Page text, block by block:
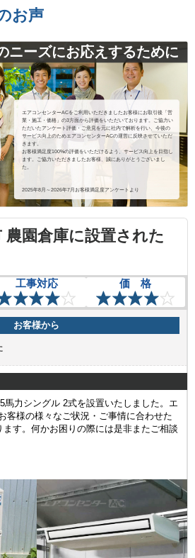
お声
ニーズにお応えするために
エアコンセンターACをご利用いただきましたお客様にお取引後「営
業・施工・価格」の3方面から評価をいただいております。ご協力い
ただいたアンケート評価・ご意見を元に社内で解析を行い、今後の
サービス向上のためエアコンセンターACの運営に反映させていただ
きます。
お客様満足度100%の評価をいただけるよう、サービス向上を目指し
ます。ご協力いただきましたお客様、誠にありがとうございまし
た。
2025年8月～2026年7月お客様満足度アンケートより
農園倉庫に設置された
工事対応 価 格
お客様から
馬力シングル 2式を設置いたしました。エ
客様の様々なご状況・ご事情に合わせた
す。何かお困りの際には是非またご相談